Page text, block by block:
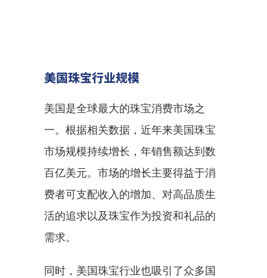
美国珠宝行业规模
美国是全球最大的珠宝消费市场之
一。根据相关数据，近年来美国珠宝
市场规模持续增长，年销售额达到数
百亿美元。市场的增长主要得益于消
费者可支配收入的增加、对高品质生
活的追求以及珠宝作为投资和礼品的
需求。
同时，美国珠宝行业也吸引了众多国